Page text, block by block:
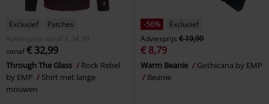
Exclusief
Patches
Adviesprijs
vanaf € 34,99
vanaf€ 32,99
Through The Glass
Rock Rebel
by EMP
Shirt met lange
mouwen
-56%
Exclusief
Adviesprijs € 19,99
€ 8,79
Warm Beanie
Gothicana by EMP
Beanie